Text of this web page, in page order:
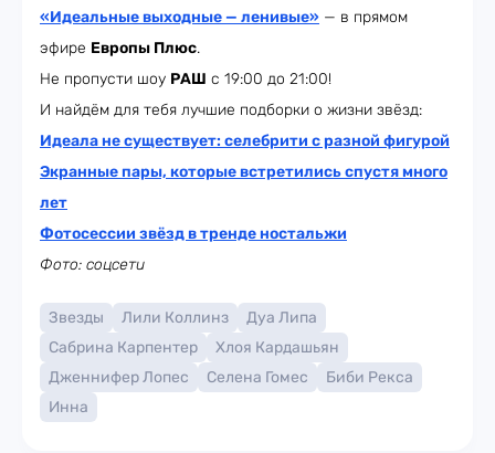
«Идеальные выходные — ленивые» — в прямом
эфире Европы Плюс.
Не пропусти шоу РАШ с 19:00 до 21:00!
И найдём для тебя лучшие подборки о жизни звёзд:
Идеала не существует: селебрити с разной фигурой
Экранные пары, которые встретились спустя много
лет
Фотосессии звёзд в тренде ностальжи
Фото: соцсети
Звезды Лили Коллинз
Дуа Липа
Сабрина Карпентер
Хлоя Кардашьян
Дженнифер Лопес
Селена Гомес
Биби Рекса
Инна